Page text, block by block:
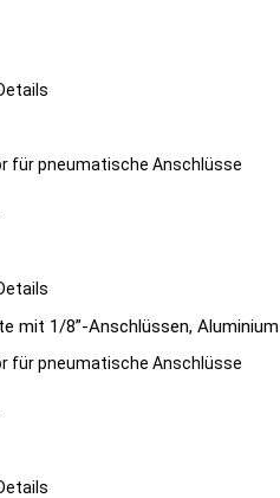
für pneumatische Anschlüsse
mit 1/8”-Anschlüssen, Aluminium
für pneumatische Anschlüsse